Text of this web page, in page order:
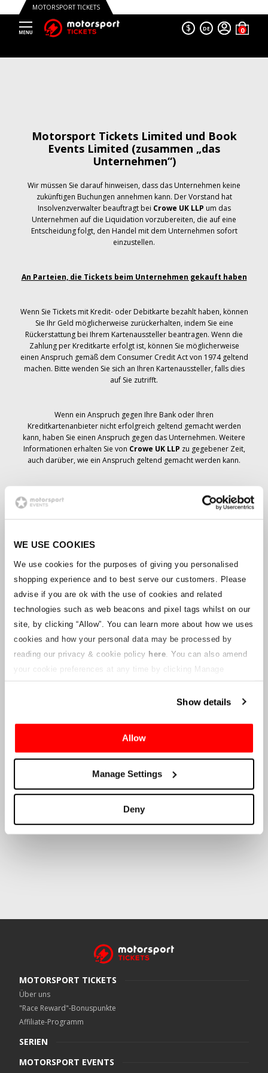
WE USE COOKIES
We use cookies for the purposes of giving you personalised
shopping experience and to best serve our customers. Please
advise if you are ok with the use of cookies and related
technologies such as web beacons and pixel tags whilst on our
site, by clicking “Allow”. You can learn more about how we uses
cookies and how your personal data may be processed by
reading our privacy & cookie policy here . You can also amend
your cookie preferences at any time by clicking Manage
Cookies in the footer of this site.
Show details
Allow
Manage Settings
Deny
MOTORSPORT TICKETS
$ DE
Motorsport Tickets Limited und Book
Events Limited (zusammen „das
Unternehmen“)
Wir müssen Sie darauf hinweisen, dass das Unternehmen keine
zukünftigen Buchungen annehmen kann. Der Vorstand hat
Insolvenzverwalter beauftragt bei Crowe UK LLP um das
Unternehmen auf die Liquidation vorzubereiten, die auf eine
Entscheidung folgt, den Handel mit dem Unternehmen sofort
einzustellen.
An Parteien, die Tickets beim Unternehmen gekauft haben
Wenn Sie Tickets mit Kredit- oder Debitkarte bezahlt haben, können
Sie Ihr Geld möglicherweise zurückerhalten, indem Sie eine
Rückerstattung bei Ihrem Kartenaussteller beantragen. Wenn die
Zahlung per Kreditkarte erfolgt ist, können Sie möglicherweise
einen Anspruch gemäß dem Consumer Credit Act von 1974 geltend
machen. Bitte wenden Sie sich an Ihren Kartenaussteller, falls dies
auf Sie zutrifft.
Wenn ein Anspruch gegen Ihre Bank oder Ihren
Kreditkartenanbieter nicht erfolgreich geltend gemacht werden
kann, haben Sie einen Anspruch gegen das Unternehmen. Weitere
Informationen erhalten Sie von Crowe UK LLP zu gegebener Zeit,
auch darüber, wie ein Anspruch geltend gemacht werden kann.
Sie haben eine Stornierungsmitteilung
bezüglich Ihrer Ticketbestellung erhalten, Ihre Buchung wurde nicht
storniert und es wird erwartet, dass Sie die von Ihnen bestellten
Unternehmens arbeitet mit den Lieferanten zusammen, um
Sollte sich der Status einzelner Buchungen ändern, wurden
Vorkehrungen getroffen, um Sie so schnell wie möglich zu
benachrichtigen. Zusätzliche Hinweise für Ticketinhaber werden auf
dieser Webseite veröffentlicht, sobald Informationen verfügbar
sind. Wir werden denjenigen mit gültigen Tickets auch eine neue E-
Mail-Adresse für den Kundenservice zur Verfügung stellen, die von
einem verbundenen Unternehmen verwaltet wird. Crowe U.K. LLP
kann keine Fragen zum Ticketvorgang und zum Zeitpunkt der
Liquidation zur Verfügung stellen, einschließlich Unterlagen
darüber, wie Sie eine Forderung gegen das Unternehmen geltend
machen können.
kann kontaktiert werden unter
motorsport.tickets@crowe.co.uk
MOTORSPORT TICKETS
Über uns
"Race Reward"-Bonuspunkte
Affiliate-Programm
SERIEN
MOTORSPORT EVENTS